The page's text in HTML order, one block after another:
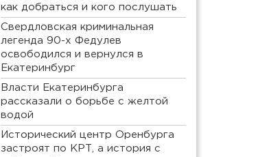
как добраться и кого послушать
Свердловская криминальная
легенда 90-х Федулев
освободился и вернулся в
Екатеринбург
Власти Екатеринбурга
рассказали о борьбе с желтой
водой
Исторический центр Оренбурга
застроят по КРТ, а история с